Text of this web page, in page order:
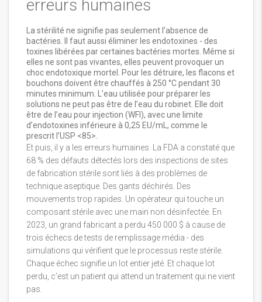
erreurs humaines
La stérilité ne signifie pas seulement l’absence de
bactéries. Il faut aussi éliminer les endotoxines - des
toxines libérées par certaines bactéries mortes. Même si
elles ne sont pas vivantes, elles peuvent provoquer un
choc endotoxique mortel. Pour les détruire, les flacons et
bouchons doivent être chauffés à 250 °C pendant 30
minutes minimum. L’eau utilisée pour préparer les
solutions ne peut pas être de l’eau du robinet. Elle doit
être de l’eau pour injection (WFI), avec une limite
d’endotoxines inférieure à 0,25 EU/mL, comme le
prescrit l’USP <85>.
Et puis, il y a les erreurs humaines. La FDA a constaté que
68 % des défauts détectés lors des inspections de sites
de fabrication stérile sont liés à des problèmes de
technique aseptique. Des gants déchirés. Des
mouvements trop rapides. Un opérateur qui touche un
composant stérile avec une main non désinfectée. En
2023, un grand fabricant a perdu 450 000 $ à cause de
trois échecs de tests de remplissage média - des
simulations qui vérifient que le processus reste stérile.
Chaque échec signifie un lot entier jeté. Et chaque lot
perdu, c’est un patient qui attend un traitement qui ne vient
pas.